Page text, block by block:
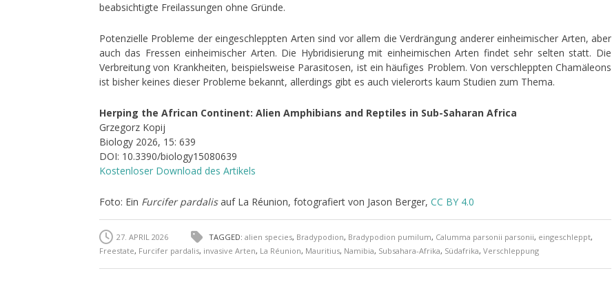
beabsichtigte Freilassungen ohne Gründe.
Potenzielle Probleme der eingeschleppten Arten sind vor allem die Verdrängung anderer einheimischer Arten, aber
auch das Fressen einheimischer Arten. Die Hybridisierung mit einheimischen Arten findet sehr selten statt. Die
Verbreitung von Krankheiten, beispielsweise Parasitosen, ist ein häufiges Problem. Von verschleppten Chamäleons
ist bisher keines dieser Probleme bekannt, allerdings gibt es auch vielerorts kaum Studien zum Thema.
Herping the African Continent: Alien Amphibians and Reptiles in Sub-Saharan Africa
Grzegorz Kopij
Biology 2026, 15: 639
DOI: 10.3390/biology15080639
Kostenloser Download des Artikels
Foto: Ein Furcifer pardalisauf La Réunion, fotografiert von Jason Berger, CC BY 4.0
27. APRIL 2026 TAGGED: alien species, Bradypodion, Bradypodion pumilum, Calumma parsonii parsonii, eingeschleppt,
Freestate, Furcifer pardalis, invasive Arten, La Réunion, Mauritius, Namibia, Subsahara-Afrika, Südafrika, Verschleppung